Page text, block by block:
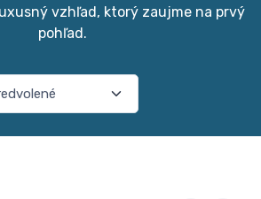
vzhľad, ktorý zaujme na prvý
pohľad.